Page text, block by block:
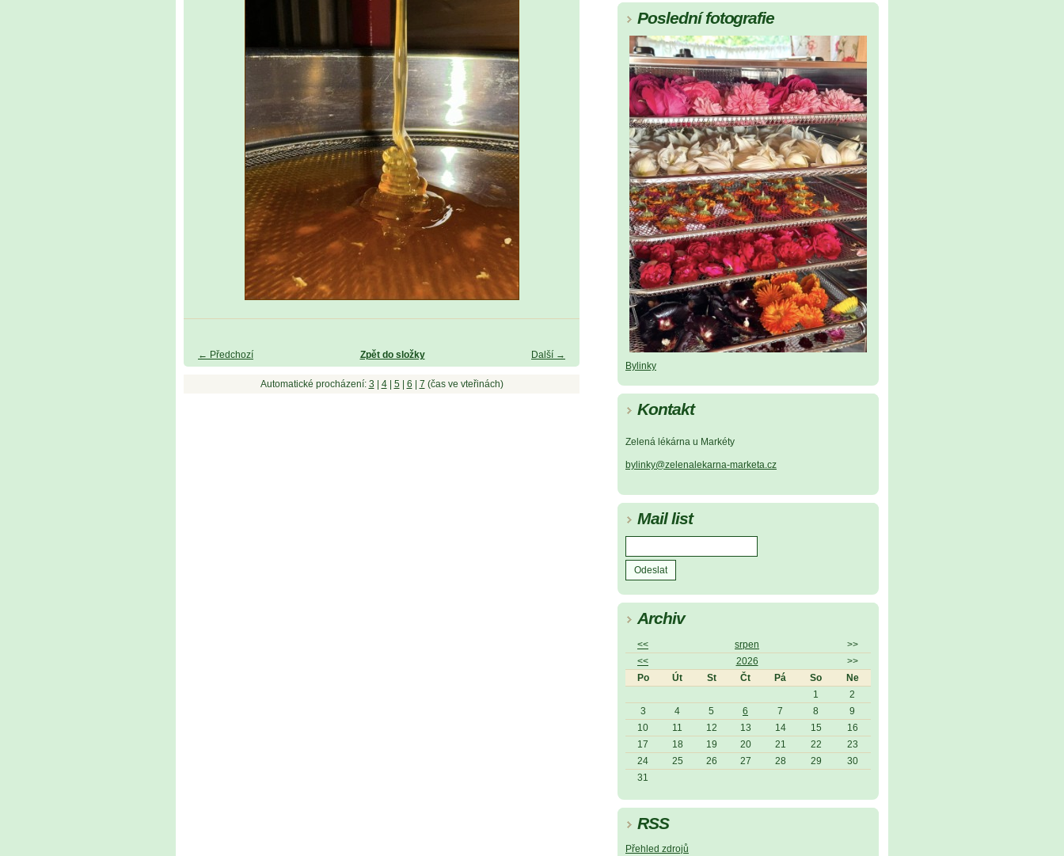
← Předchozí Další →
Zpět do složky
Automatické procházení: 3 4| 5| 6 7 (čas ve vteřinách)
Poslední fotografie
Bylinky
Kontakt
Zelená lékárna u Markéty
bylinky@zelenalekarna-marketa.cz
Mail list
Archiv
<< srpen
>>
<<
2026
>>
Po
Út St Čt Pá So
Ne
1
2
3
4 5 6 7 8
9
10
11 12 13 14 15
16
17
18 19 20 21 22
23
24
25 26 27 28 29
30
31
RSS
Přehled zdrojů